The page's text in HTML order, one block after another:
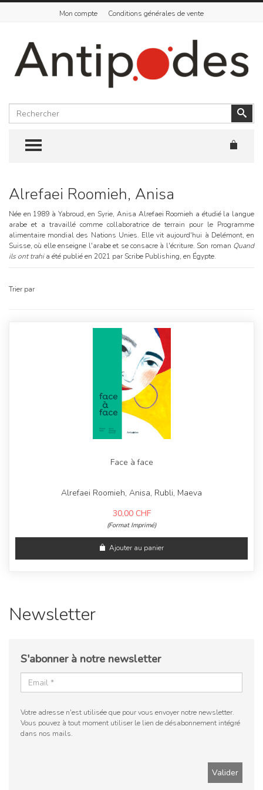
Mon compte Conditions générales de vente
Rechercher
TOGGLE MENU
Skip
content
Alrefaei Roomieh, Anisa
Née en 1989 à Yabroud, en Syrie, Anisa Alrefaei Roomieh a étudié la langue
arabe et a travaillé comme collaboratrice de terrain pour le Programme
alimentaire mondial des Nations Unies. Elle vit aujourd'hui à Delémont, en
Suisse, où elle enseigne l'arabe et se consacre à l'écriture. Son roman Quand
ils ont trahia été publié en 2021 par Scribe Publishing, en Égypte.
Trier par
Face à face
Alrefaei Roomieh, Anisa, Rubli, Maeva
30,00 CHF
(Format Imprimé)
Ajouter au panier
Newsletter
S'abonner à notre newsletter
Votre adresse n'est utilisée que pour vous envoyer notre newsletter.
Vous pouvez à tout moment utiliser le lien de désabonnement intégré
dans nos mails.